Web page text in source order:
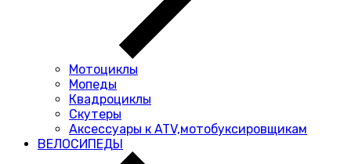
Мотоциклы
Мопеды
Квадроциклы
Скутеры
Аксессуары к ATV,мотобуксировщикам
ВЕЛОСИПЕДЫ